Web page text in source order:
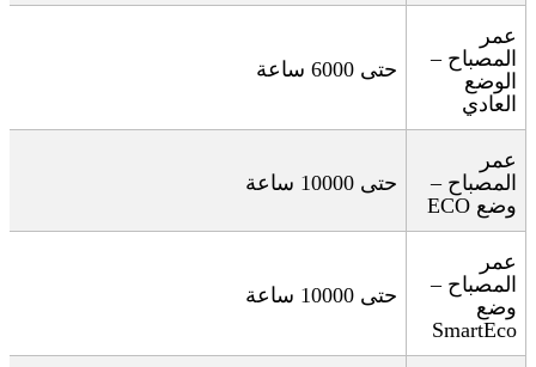
عمر
المصباح –
الوضع
العادي
حتى 6000 ساعة
عمر
المصباح –
وضع ECO
حتى 10000 ساعة
عمر
المصباح –
وضع
SmartEco
حتى 10000 ساعة